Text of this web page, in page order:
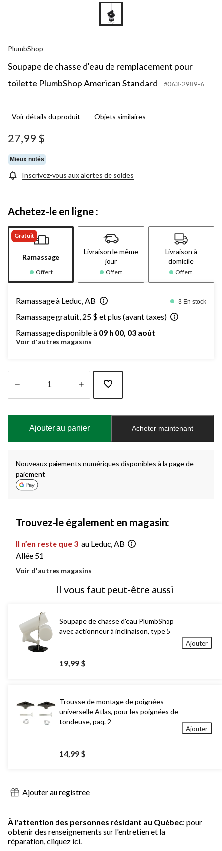
PlumbShop
Soupape de chasse d'eau de remplacement pour
toilette PlumbShop American Standard
#063-2989-6
Voir détails du produit Objets similaires
27,99 $
Mieux notés
Inscrivez-vous aux alertes de soldes
Achetez-le en ligne :
Gratuit
Ramassage
Offert
Livraison le même
jour
Offert
Livraison à
domicile
Offert
Ramassage à Leduc, AB 3 En stock
Ramassage gratuit, 25 $ et plus (avant taxes)
Ramassage disponible à 09 h 00, 03 août
Voir d'autres magasins
à
Ajouter au panier Acheter maintenant
Nouveaux paiements numériques disponibles à la page de
paiement
Trouvez-le également en magasin:
Il n’en reste que 3 au Leduc, AB
Allée 51
Voir d'autres magasins
Il vous faut peut-être aussi
Soupape de chasse d'eau PlumbShop
avec actionneur à inclinaison, type 5
19,99 $
Ajouter
Trousse de montage de poignées
universelle Atlas, pour les poignées de
tondeuse, paq. 2
14,99 $
Ajouter
Ajouter au registree
À l'attention des personnes résidant au Québec: pour
obtenir des renseignements sur l'entretien et la
réparation,cliquez ici.